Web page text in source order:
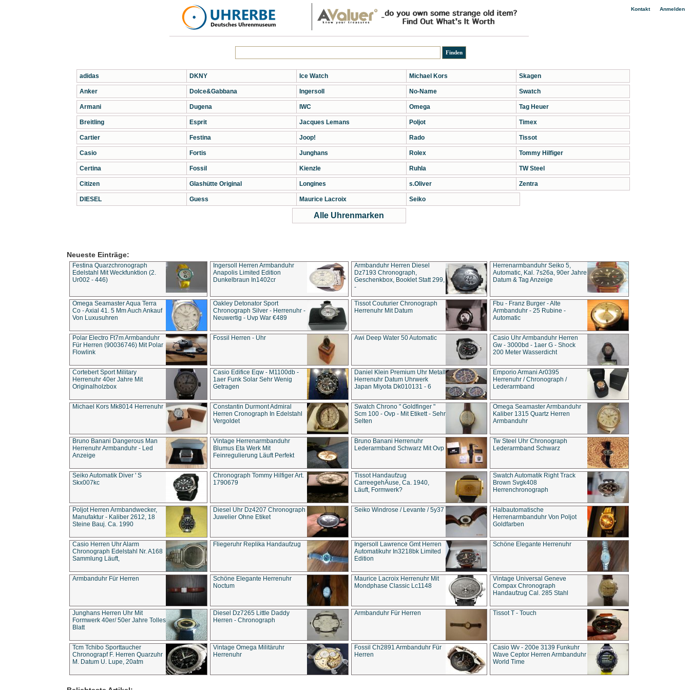
Kontakt| Anmelden
adidas
Anker
Armani
Breitling
Cartier
Casio
Certina
Citizen
DIESEL
DKNY
Dolce&Gabbana
Dugena
Esprit
Festina
Fortis
Fossil
Glashütte Original
Guess
Ice Watch
Ingersoll
IWC
Jacques Lemans
Joop!
Junghans
Kienzle
Longines
Maurice Lacroix
Michael Kors
No-Name
Omega
Poljot
Rado
Rolex
Ruhla
s.Oliver
Seiko
Skagen
Swatch
Tag Heuer
Timex
Tissot
Tommy Hilfiger
TW Steel
Zentra
Alle Uhrenmarken
Neueste Einträge:
Festina Quarzchronograph
Edelstahl Mit Weckfunktion (2.
Ur002 - 446)
Ingersoll Herren Armbanduhr
Anapolis Limited Edition
Dunkelbraun In1402cr
Armbanduhr Herren Diesel
Dz7193 Chro­no­graph,
Geschenkbox, Booklet Statt 299,
-
Herrenarmbanduhr Seiko 5,
Automatic, Kal. 7s26a, 90er Jahre
Datum & Tag Anzeige
Omega Seamaster Aqua Terra
Co - Axial 41. 5 Mm Auch Ankauf
Von Luxusuhren
Oakley Detonator Sport
Chronograph Silver - Herrenuhr -
Neuwertig - Uvp War €489
Tissot Couturier Chronograph
Herrenuhr Mit Datum
Fbu - Franz Burger - Alte
Armbanduhr - 25 Rubine -
Automatic
Polar Electro Ft7m Armbanduhr
Für Herren (90036746) Mit Polar
Flowlink
Fossil Herren - Uhr Awi Deep Water 50 Automatic
Casio Uhr Armbanduhr Herren
Gw - 3000bd - 1aer G - Shock
200 Meter Wasserdicht
Cortebert Sport Military
Herrenuhr 40er Jahre Mit
Originalholzbox
Casio Edifice Eqw - M1100db -
1aer Funk Solar Sehr Wenig
Getragen
Daniel Klein Premium Uhr Metall
Herrenuhr Datum Uhrwerk
Japan Miyota Dk010131 - 6
Emporio Armani Ar0395
Herrenuhr / Chronograph /
Lederarmband
Michael Kors Mk8014 Herrenuhr
Constantin Durmont Admiral
Herren Cronograph In Edelstahl
Vergoldet
Swatch Chrono " Goldfinger "
Scm 100 - Ovp - Mit Etikett - Sehr
Selten
Omega Seamaster Armbanduhr
Kaliber 1315 Quartz Herren
Armbanduhr
Bruno Banani Dangerous Man
Herrenuhr Armbanduhr - Led
Anzeige
Vintage Herrenarmbanduhr
Blumus Eta Werk Mit
Feinregulierung Läuft Perfekt
Bruno Banani Herrenuhr
Lederarmband Schwarz Mit Ovp
Tw Steel Uhr Chronograph
Lederarmband Schwarz
Seiko Automatik Diver ' S
Skx007kc
Chronograph Tommy Hilfiger Art.
1790679
Tissot Handaufzug
CarreegehÄuse, Ca. 1940,
Läuft, Formwerk?
Swatch Automatik Right Track
Brown Svgk408
Herrenchronograph
Poljot Herren Armbandwecker,
Manufaktur - Kaliber 2612, 18
Steine Bauj. Ca. 1990
Diesel Uhr Dz4207 Chronograph
Juwelier Ohne Etiket
Seiko Windrose / Levante / 5y37
Halbautomatische
Herrenarmbanduhr Von Poljot
Goldfarben
Casio Herren Uhr Alarm
Chronograph Edelstahl Nr. A168
Sammlung Läuft,
Fliegeruhr Replika Handaufzug
Ingersoll Lawrence Gmt Herren
Automatikuhr In3218bk Limited
Edition
Schöne Elegante Herrenuhr
Armbanduhr Für Herren
Schöne Elegante Herrenuhr
Noctum
Maurice Lacroix Herrenuhr Mit
Mondphase Classic Lc1148
Vintage Universal Geneve
Compax Chronograph
Handaufzug Cal. 285 Stahl
Junghans Herren Uhr Mit
Formwerk 40er/ 50er Jahre Tolles
Blatt
Diesel Dz7265 Little Daddy
Herren - Chronograph
Armbanduhr Für Herren Tissot T - Touch
Tcm Tchibo Sporttaucher
Chronograpf F. Herren Quarzuhr
M. Datum U. Lupe, 20atm
Vintage Omega Militäruhr
Herrenuhr
Fossil Ch2891 Armbanduhr Für
Herren
Casio Wv - 200e 3139 Funkuhr
Wave Ceptor Herren Armbanduhr
World Time